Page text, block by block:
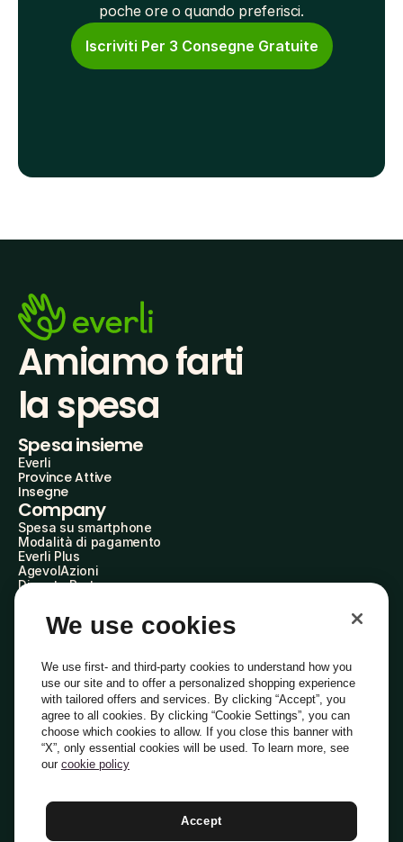
poche ore o quando preferisci.
Iscriviti Per 3 Consegne Gratuite
Amiamo farti
la spesa
Spesa insieme
Everli
Province Attive
Insegne
Company
Spesa su smartphone
Modalità di pagamento
Everli Plus
AgevolAzioni
Diventa Partner
Everli Shoppers
About Us
Everli News
Domande frequenti
Lavora con noi
Diventa Shopper
Investitori
PrivacyCookiePreferenze Cookie
Termini e CondizioniCodice Etico
Indirizzo PEC: everli@pec.it - indirizzo DPO: dpo@everli.com
Italiano
We use cookies
We use first- and third-party cookies to understand how you
use our site and to offer a personalized shopping experience
with tailored offers and services. By clicking “Accept”, you
agree to all cookies. By clicking “Cookie Settings”, you can
choose which cookies to allow. If you close this banner with
“X”, only essential cookies will be used. To learn more, see
our cookie policy
Accept